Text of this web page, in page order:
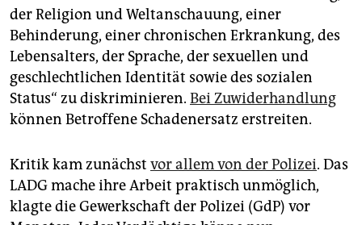
der Religion und Weltanschauung, einer
Behinderung, einer chronischen Erkrankung, des
Lebensalters, der Sprache, der sexuellen und
geschlechtlichen Identität sowie des sozialen
Status“ zu diskriminieren. Bei Zuwiderhandlung
können Betroffene Schadenersatz erstreiten.
Kritik kam zunächst vor allem von der Polizei. Das
LADG mache ihre Arbeit praktisch unmöglich,
klagte die Gewerkschaft der Polizei (GdP) vor